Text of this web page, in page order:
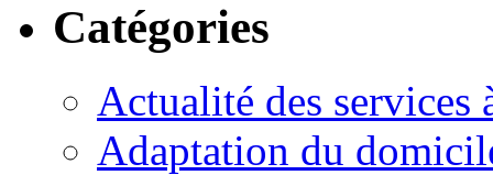
Catégories
Actualité des services
Adaptation du